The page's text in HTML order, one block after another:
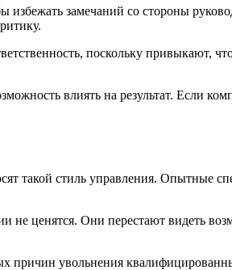
избежать замечаний со стороны
поскольку привыкают,
влиять на результат. Если
такой стиль управления. Опытные
не ценятся. Они перестают видеть
причин увольнения